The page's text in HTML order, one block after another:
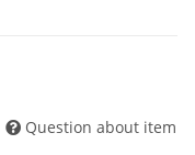
Question about item